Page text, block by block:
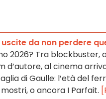
da non perdere
2026? Tra
d’autore, al cinema
di Gaulle: l’età del
o ancora I Parfait.